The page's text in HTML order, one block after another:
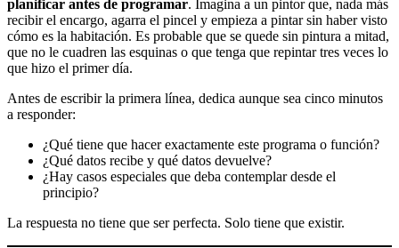
planificar antes de programar. Imagina a un pintor que, nada más
recibir el encargo, agarra el pincel y empieza a pintar sin haber visto
cómo es la habitación. Es probable que se quede sin pintura a mitad,
que no le cuadren las esquinas o que tenga que repintar tres veces lo
que hizo el primer día.
Antes de escribir la primera línea, dedica aunque sea cinco minutos
a responder:
¿Qué tiene que hacer exactamente este programa o función?
¿Qué datos recibe y qué datos devuelve?
¿Hay casos especiales que deba contemplar desde el
principio?
La respuesta no tiene que ser perfecta. Solo tiene que existir.